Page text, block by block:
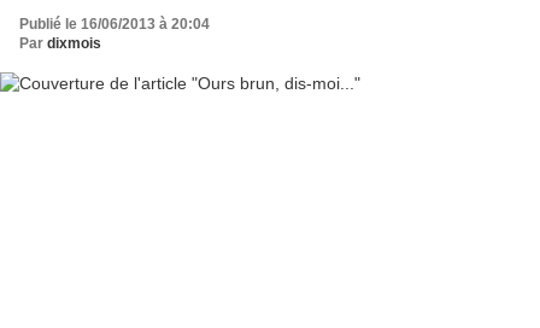
Publié le 16/06/2013 à 20:04
Par dixmois